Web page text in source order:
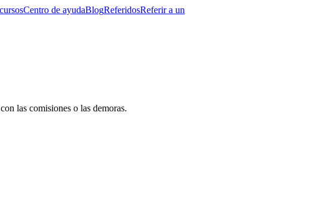
Centro de ayudaBlogReferidosReferir a un
las comisiones o las demoras.